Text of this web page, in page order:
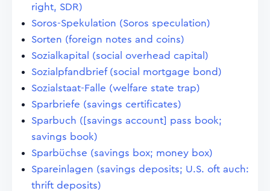
right, SDR)
Soros-Spekulation (Soros speculation)
Sorten (foreign notes and coins)
Sozialkapital (social overhead capital)
Sozialpfandbrief (social mortgage bond)
Sozialstaat-Falle (welfare state trap)
Sparbriefe (savings certificates)
Sparbuch ([savings account] pass book;
savings book)
Sparbüchse (savings box; money box)
Spareinlagen (savings deposits; U.S. oft auch:
thrift deposits)